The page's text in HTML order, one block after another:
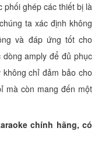
phối ghép các thiết bị là
ta xác định không
và đáp ứng tốt cho
amply để đủ phục
chỉ đảm bảo cho
mà còn mang đến một
chính hãng, có